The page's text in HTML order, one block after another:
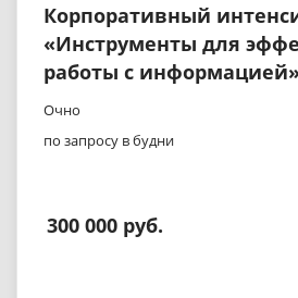
Корпоративный
«Инструменты для
работы с
Очно
по запросу в будни
300 000 руб.